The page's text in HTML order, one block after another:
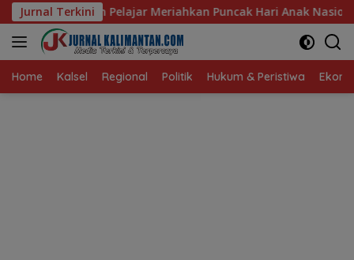
Langsung
ke
konten
Jurnal Terkini
Puncak Hari Anak Nasional ke-42 di Banjarmasin,
Home Kalsel Regional Politik Hukum & Peristiwa